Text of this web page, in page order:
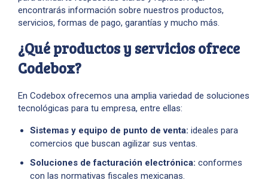
encontrarás información sobre nuestros productos,
servicios, formas de pago, garantías y mucho más.
¿Qué productos y servicios ofrece
Codebox?
En Codebox ofrecemos una amplia variedad de soluciones
tecnológicas para tu empresa, entre ellas:
Sistemas y equipo de punto de venta: ideales para
comercios que buscan agilizar sus ventas.
Soluciones de facturación electrónica: conformes
con las normativas fiscales mexicanas.